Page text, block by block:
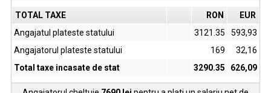
TOTAL TAXE RON
EUR
Angajatul plateste statului
3121.35
593,93
Angajatorul plateste statului
169
32,16
Total taxe incasate de stat
3290.35 626,09